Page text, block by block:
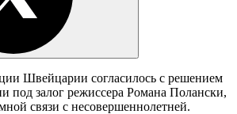
Швейцарии согласилось с решением
под залог режиссера Романа Полански,
связи с несовершеннолетней.